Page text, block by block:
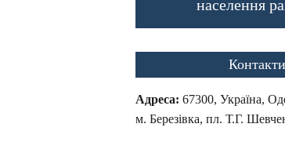
населення
Контакти
Адреса: 67300, Україна,
м. Березівка, пл. Т.Г.